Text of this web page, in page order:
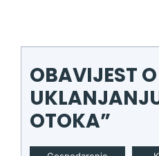
OBAVIJEST O
OTOKA”